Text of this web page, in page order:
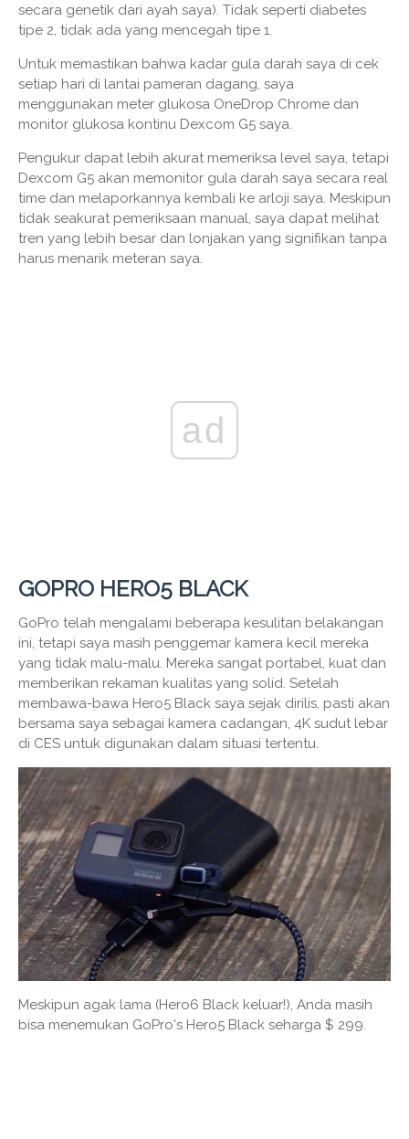
secara genetik dari ayah saya). Tidak seperti diabetes
tipe 2, tidak ada yang mencegah tipe 1.
Untuk memastikan bahwa kadar gula darah saya di cek
setiap hari di lantai pameran dagang, saya
menggunakan meter glukosa OneDrop Chrome dan
monitor glukosa kontinu Dexcom G5 saya.
Pengukur dapat lebih akurat memeriksa level saya, tetapi
Dexcom G5 akan memonitor gula darah saya secara real
time dan melaporkannya kembali ke arloji saya. Meskipun
tidak seakurat pemeriksaan manual, saya dapat melihat
tren yang lebih besar dan lonjakan yang signifikan tanpa
harus menarik meteran saya.
ad
GOPRO HERO5 BLACK
GoPro telah mengalami beberapa kesulitan belakangan
ini, tetapi saya masih penggemar kamera kecil mereka
yang tidak malu-malu. Mereka sangat portabel, kuat dan
memberikan rekaman kualitas yang solid. Setelah
membawa-bawa Hero5 Black saya sejak dirilis, pasti akan
bersama saya sebagai kamera cadangan, 4K sudut lebar
di CES untuk digunakan dalam situasi tertentu.
Meskipun agak lama (Hero6 Black keluar!), Anda masih
bisa menemukan GoPro's Hero5 Black seharga $ 299.